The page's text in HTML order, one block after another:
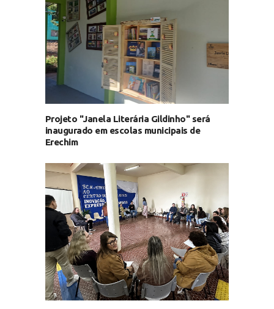
Projeto "Janela Literária Gildinho" será
inaugurado em escolas municipais de
Erechim